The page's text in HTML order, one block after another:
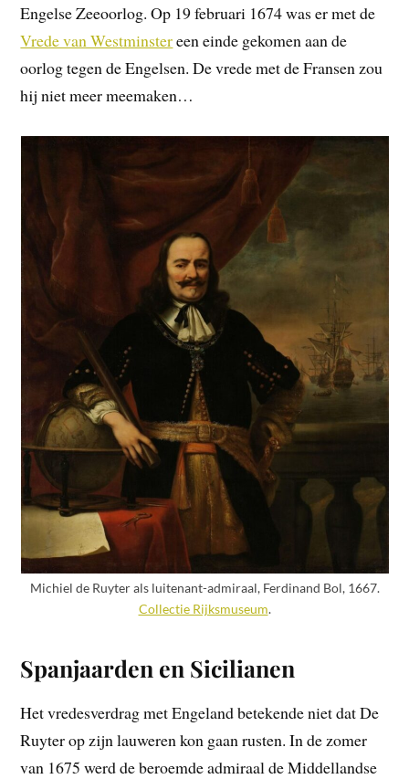
Engelse Zeeoorlog. Op 19 februari 1674 was er met de
Vrede van Westminstereen einde gekomen aan de
oorlog tegen de Engelsen. De vrede met de Fransen zou
hij niet meer meemaken…
Michiel de Ruyter als luitenant-admiraal, Ferdinand Bol, 1667.
Collectie Rijksmuseum.
Spanjaarden en Sicilianen
Het vredesverdrag met Engeland betekende niet dat De
Ruyter op zijn lauweren kon gaan rusten. In de zomer
van 1675 werd de beroemde admiraal de Middellandse